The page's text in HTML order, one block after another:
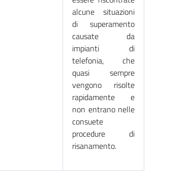
alcune situazioni
di superamento
causate da
impianti di
telefonia, che
quasi sempre
vengono risolte
rapidamente e
non entrano nelle
consuete
procedure di
risanamento.